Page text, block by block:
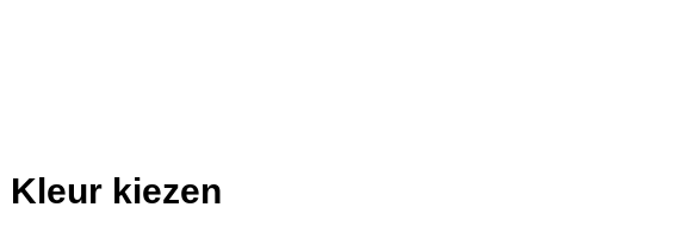
Kleur kiezen